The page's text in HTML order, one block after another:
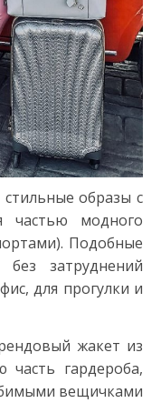
образы с
частью модного
Подобные
затруднений
для прогулки и
жакет из
часть гардероба,
вещичками